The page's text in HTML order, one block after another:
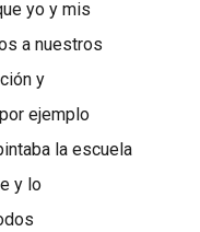
yo y mis
a nuestros
y
ejemplo
la escuela
y lo